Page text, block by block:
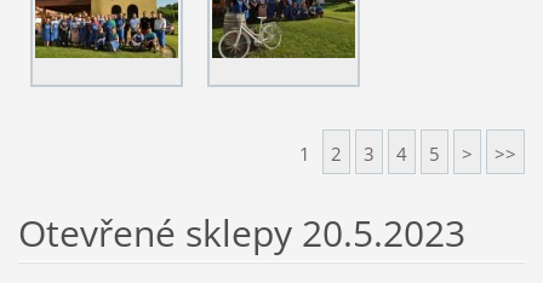
1 2 3 4 5 > >>
Otevřené sklepy 20.5.2023